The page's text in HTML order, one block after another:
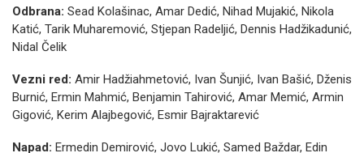
Odbrana: Sead Kolašinac, Amar Dedić, Nihad Mujakić, Nikola
Katić, Tarik Muharemović, Stjepan Radeljić, Dennis Hadžikadunić,
Nidal Čelik
Vezni red: Amir Hadžiahmetović, Ivan Šunjić, Ivan Bašić, Dženis
Burnić, Ermin Mahmić, Benjamin Tahirović, Amar Memić, Armin
Gigović, Kerim Alajbegović, Esmir Bajraktarević
Napad: Ermedin Demirović, Jovo Lukić, Samed Baždar, Edin